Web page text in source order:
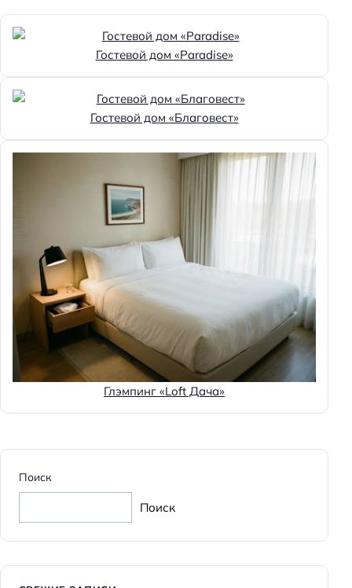
Гостевой дом «Paradise»
Гостевой дом «Благовест»
Глэмпинг «Loft Дача»
Поиск
Поиск